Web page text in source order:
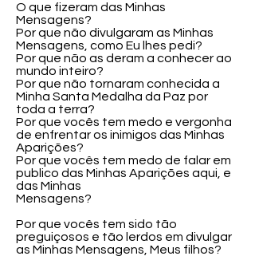
O que fizeram das Minhas
Mensagens?
Por que não divulgaram as Minhas
Mensagens, como Eu lhes pedi?
Por que não as deram a conhecer ao
mundo inteiro?
Por que não tornaram conhecida a
Minha Santa Medalha da Paz por
toda a terra?
Por que vocês tem medo e vergonha
de enfrentar os inimigos das Minhas
Aparições?
Por que vocês tem medo de falar em
publico das Minhas Aparições aqui, e
das Minhas
Mensagens?
Por que vocês tem sido tão
preguiçosos e tão lerdos em divulgar
as Minhas Mensagens, Meus filhos?